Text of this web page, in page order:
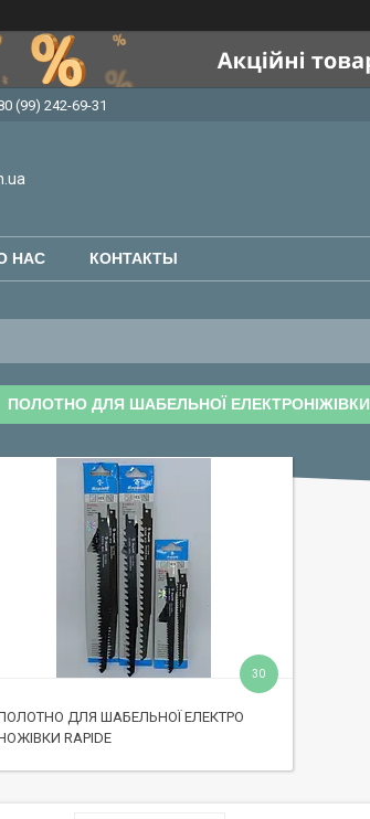
(99) 242-69-31
НАС КОНТАКТЫ
ПОЛОТНО ДЛЯ ШАБЕЛЬНОЇ ЕЛЕКТРОНІЖІВКИ
ДЛЯ ШАБЕЛЬНОЇ ЕЛЕКТРО
RAPIDE
30